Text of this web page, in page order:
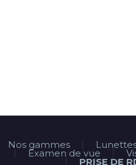
Nos gammes
Examen de vue
PRISE DE